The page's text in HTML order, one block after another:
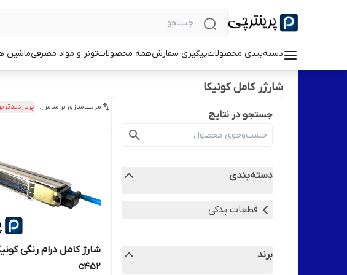
دسته‌بندی محصولاتپیگیری سفارشهمه محصولاتتونر و مواد مصرفیماشین
شارژر کامل کونیکا
جستجو در نتایج
دسته‌بندی
قطعات یدکی
برند
مرتب‌سازی براساس:
شارژ کامل درام رنگی
c452